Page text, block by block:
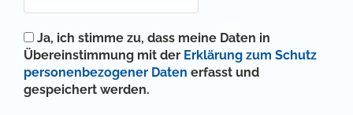
Übereinstimmung mit der Erklärung zum Schutz
personenbezogener Daten erfasst und
gespeichert werden.